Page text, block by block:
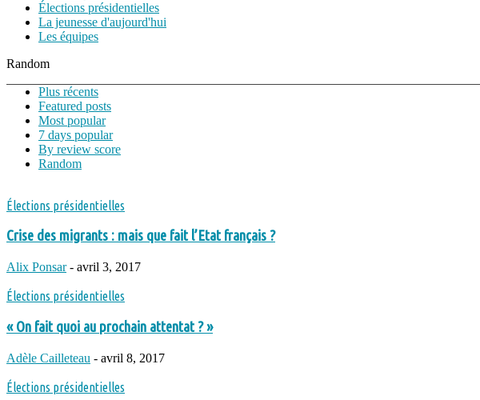
Élections présidentielles
La jeunesse d'aujourd'hui
Les équipes
Random
Plus récents
Featured posts
Most popular
7 days popular
By review score
Random
Élections présidentielles
Crise des migrants : mais que fait l’Etat français ?
Alix Ponsar - avril 3, 2017
Élections présidentielles
« On fait quoi au prochain attentat ? »
Adèle Cailleteau - avril 8, 2017
Élections présidentielles